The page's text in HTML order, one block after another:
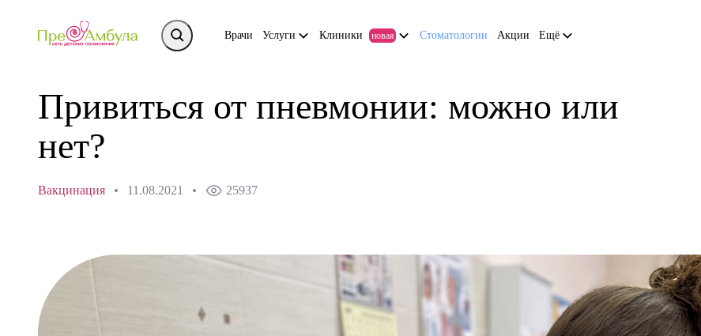
Врачи Услуги Клиники новая Стоматологии Акции Ещё
Привиться от пневмонии: можно или
нет?
Вакцинация 11.08.2021 25937